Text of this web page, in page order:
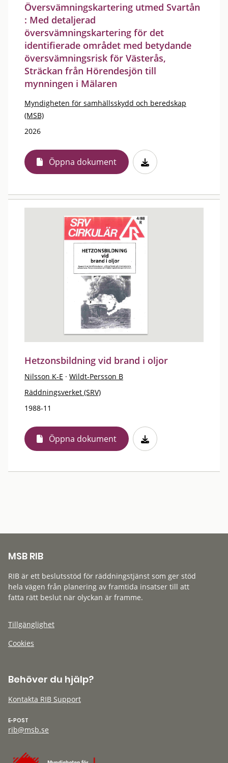
Översvämningskartering utmed Svartån
: Med detaljerad
översvämningskartering för det
identifierade området med betydande
översvämningsrisk för Västerås,
Sträckan från Hörendesjön till
mynningen i Mälaren
Myndigheten för samhällsskydd och beredskap
(MSB)
2026
Öppna dokument
Hetzonsbildning vid brand i oljor
Nilsson K-E · Wildt-Persson B
Räddningsverket (SRV)
1988-11
Öppna dokument
MSB RIB
RIB är ett beslutsstöd för räddningstjänst som ger stöd
hela vägen från planering av framtida insatser till att
fatta rätt beslut när olyckan är framme.
Tillgänglighet
Cookies
Behöver du hjälp?
Kontakta RIB Support
E-POST
rib@msb.se